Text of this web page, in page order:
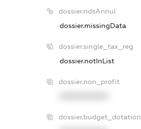
dossier.ndsAnnul
dossier.missingData
dossier.single_tax_reg
dossier.notInList
dossier.non_profit
dossier.budget_dotation